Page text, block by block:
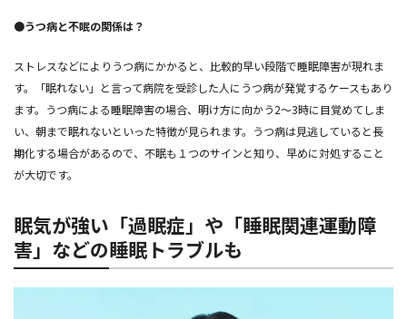
●うつ病と不眠の関係は？
ストレスなどによりうつ病にかかると、比較的早い段階で睡眠障害が現れま
す。「眠れない」と言って病院を受診した人にうつ病が発覚するケースもあり
ます。うつ病による睡眠障害の場合、明け方に向かう2～3時に目覚めてしま
い、朝まで眠れないといった特徴が見られます。うつ病は見逃していると長
期化する場合があるので、不眠も１つのサインと知り、早めに対処すること
が大切です。
眠気が強い「過眠症」や「睡眠関連運動障
害」などの睡眠トラブルも